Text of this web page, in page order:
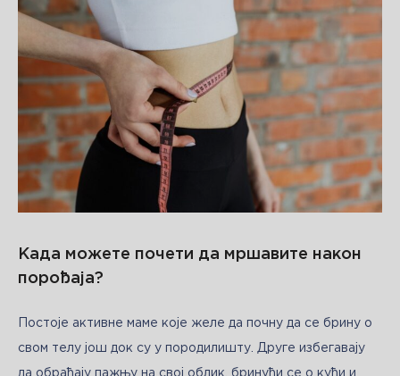
Када можете почети да мршавите након
порођаја?
Постоје активне маме које желе да почну да се брину о
свом телу још док су у породилишту. Друге избегавају
да обраћају пажњу на свој облик, бринући се о кући и